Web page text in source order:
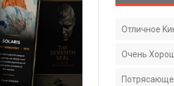
Отличное
Очень